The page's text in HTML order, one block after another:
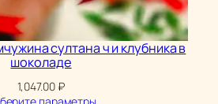
султана ч и клубника в
шоколаде
1,047.00 ₽